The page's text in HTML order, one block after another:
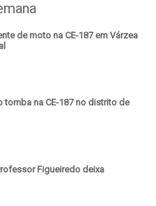
de moto na CE-187 em Várzea
tomba na CE-187 no distrito de
Figueiredo deixa